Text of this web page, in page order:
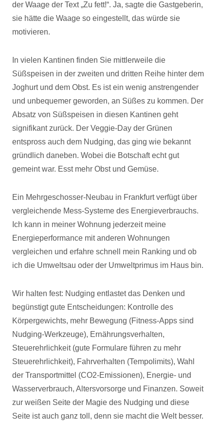
der Waage der Text „Zu fett!“. Ja, sagte die Gastgeberin,
sie hätte die Waage so eingestellt, das würde sie
motivieren.
In vielen Kantinen finden Sie mittlerweile die
Süßspeisen in der zweiten und dritten Reihe hinter dem
Joghurt und dem Obst. Es ist ein wenig anstrengender
und unbequemer geworden, an Süßes zu kommen. Der
Absatz von Süßspeisen in diesen Kantinen geht
signifikant zurück. Der Veggie-Day der Grünen
entspross auch dem Nudging, das ging wie bekannt
gründlich daneben. Wobei die Botschaft echt gut
gemeint war. Esst mehr Obst und Gemüse.
Ein Mehrgeschosser-Neubau in Frankfurt verfügt über
vergleichende Mess-Systeme des Energieverbrauchs.
Ich kann in meiner Wohnung jederzeit meine
Energieperformance mit anderen Wohnungen
vergleichen und erfahre schnell mein Ranking und ob
ich die Umweltsau oder der Umweltprimus im Haus bin.
Wir halten fest: Nudging entlastet das Denken und
begünstigt gute Entscheidungen: Kontrolle des
Körpergewichts, mehr Bewegung (Fitness-Apps sind
Nudging-Werkzeuge), Ernährungsverhalten,
Steuerehrlichkeit (gute Formulare führen zu mehr
Steuerehrlichkeit), Fahrverhalten (Tempolimits), Wahl
der Transportmittel (CO2-Emissionen), Energie- und
Wasserverbrauch, Altersvorsorge und Finanzen. Soweit
zur weißen Seite der Magie des Nudging und diese
Seite ist auch ganz toll, denn sie macht die Welt besser.